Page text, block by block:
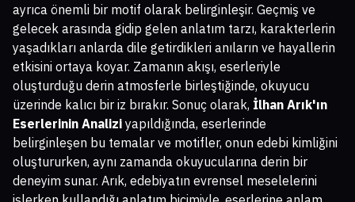
ayrıca önemli bir motif olarak belirginleşir. Geçmiş ve
gelecek arasında gidip gelen anlatım tarzı, karakterlerin
yaşadıkları anlarda dile getirdikleri anıların ve hayallerin
etkisini ortaya koyar. Zamanın akışı, eserleriyle
oluşturduğu derin atmosferle birleştiğinde, okuyucu
üzerinde kalıcı bir iz bırakır. Sonuç olarak, İlhan Arık'ın
Eserlerinin Analizi yapıldığında, eserlerinde
belirginleşen bu temalar ve motifler, onun edebi kimliğini
oluştururken, aynı zamanda okuyucularına derin bir
deneyim sunar. Arık, edebiyatın evrensel meselelerini